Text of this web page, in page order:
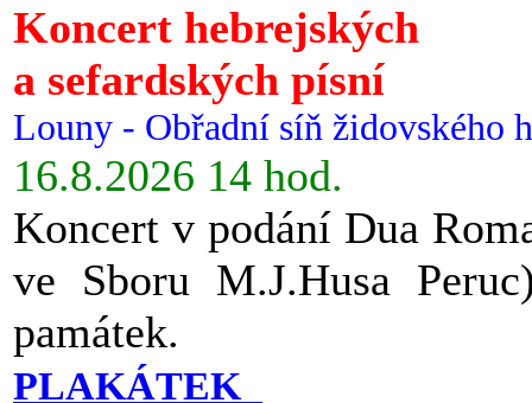
Koncert hebrejských
a sefardských písní
Louny - Obřadní síň židovského
16.8.2026 14 hod.
Koncert v podání Dua
ve Sboru M.J.Husa
památek.
PLAKÁTEK